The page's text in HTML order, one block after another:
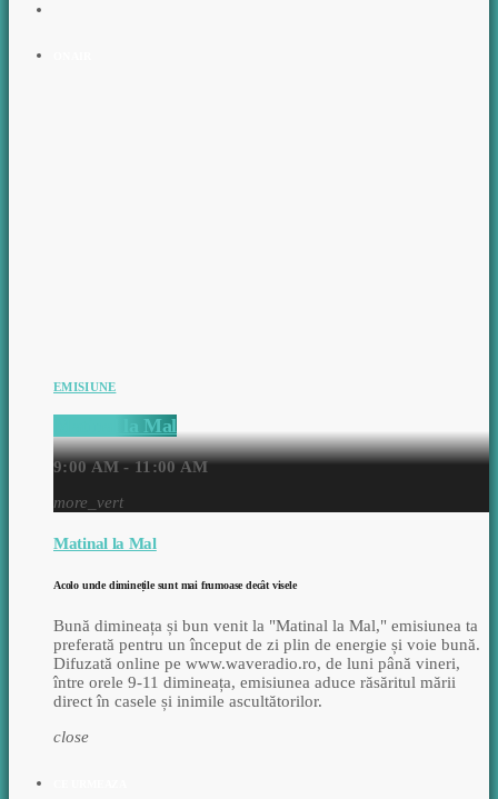
EMISIUNE
Matinal la Mal
9:00 AM - 11:00 AM
more_vert
Matinal la Mal
Acolo unde diminețile sunt mai frumoase decât visele
Bună dimineața și bun venit la "Matinal la Mal," emisiunea ta
preferată pentru un început de zi plin de energie și voie bună.
Difuzată online pe www.waveradio.ro, de luni până vineri,
între orele 9-11 dimineața, emisiunea aduce răsăritul mării
direct în casele și inimile ascultătorilor.
close